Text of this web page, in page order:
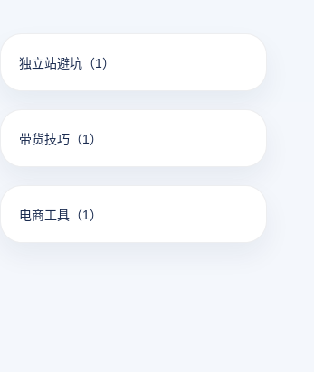
独立站避坑 （1）
带货技巧 （1）
电商工具 （1）